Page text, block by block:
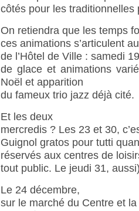
côtés pour les traditionnelles
On retiendra que les temps
ces animations s’articulent
de l’Hôtel de Ville : samedi
de glace et animations
Noël et apparition
du fameux trio jazz déjà cité.
Et les deux
mercredis ? Les 23 et 30,
Guignol gratos pour tutti
réservés aux centres de
tout public. Le jeudi 31,
Le 24 décembre,
sur le marché du Centre et